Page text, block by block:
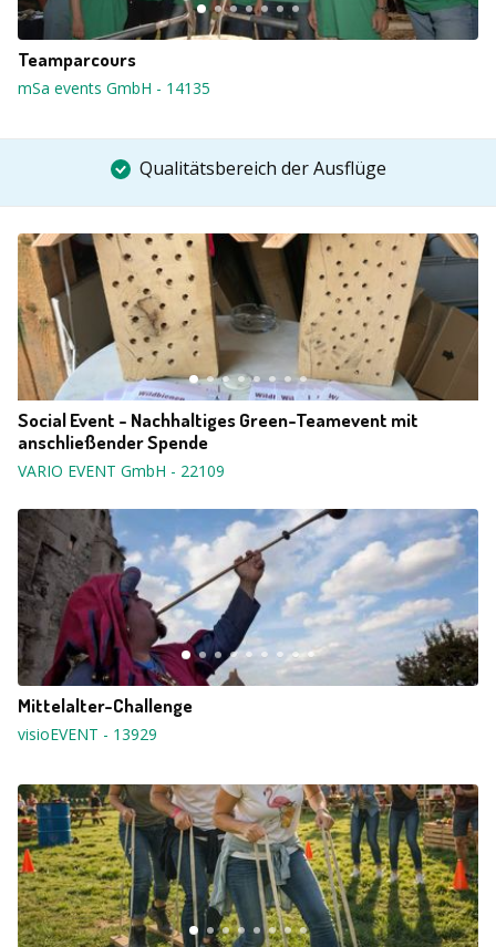
Teamparcours
mSa events GmbH - 14135
Qualitätsbereich der Ausflüge
Social Event - Nachhaltiges Green-Teamevent mit
anschließender Spende
VARIO EVENT GmbH - 22109
Mittelalter-Challenge
visioEVENT - 13929